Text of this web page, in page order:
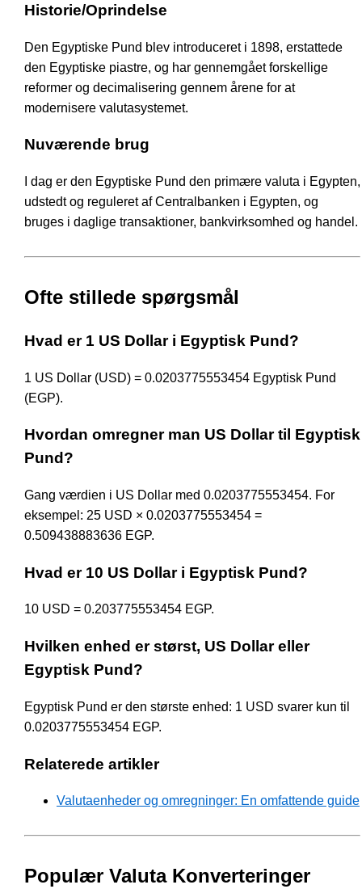
Historie/Oprindelse
Den Egyptiske Pund blev introduceret i 1898, erstattede
den Egyptiske piastre, og har gennemgået forskellige
reformer og decimalisering gennem årene for at
modernisere valutasystemet.
Nuværende brug
I dag er den Egyptiske Pund den primære valuta i Egypten,
udstedt og reguleret af Centralbanken i Egypten, og
bruges i daglige transaktioner, bankvirksomhed og handel.
Ofte stillede spørgsmål
Hvad er 1 US Dollar i Egyptisk Pund?
1 US Dollar (USD) = 0.0203775553454 Egyptisk Pund
(EGP).
Hvordan omregner man US Dollar til Egyptisk
Pund?
Gang værdien i US Dollar med 0.0203775553454. For
eksempel: 25 USD × 0.0203775553454 =
0.509438883636 EGP.
Hvad er 10 US Dollar i Egyptisk Pund?
10 USD = 0.203775553454 EGP.
Hvilken enhed er størst, US Dollar eller
Egyptisk Pund?
Egyptisk Pund er den største enhed: 1 USD svarer kun til
0.0203775553454 EGP.
Relaterede artikler
Valutaenheder og omregninger: En omfattende guide
Populær Valuta Konverteringer